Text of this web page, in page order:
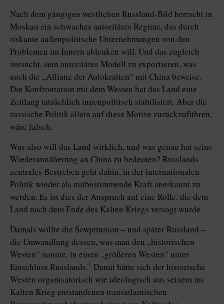
Nach dem gängigen westlichen Russland-Bild herrscht in
Moskau ein schwaches autoritäres Regime, das durch
riskante außenpolitische Unternehmungen von den
Problemen im Innern ablenken will. Und das zugleich
versucht, sein autoritäres Modell zu exportieren, was
auch die „Allianz der Autokratien“ mit China beweise.
Die Konfrontation mit dem Westen hat das Land eine
Zeitlang tatsächlich innenpolitisch stabilisiert. Aber die
russische Politik allein auf diese Motive zurückzuführen,
wäre falsch.
Was also will das Land wirklich, und was genau hat seine
Wiederannäherung an China zu bedeuten? Russlands
zentrales Bestreben geht dahin, in der internationalen
Politik wieder als mitbestimmende Kraft anerkannt zu
werden. Es ist dies der Anspruch auf eine Rolle, die dem
Land nach dem Ende des Kalten Kriegs versagt wurde.
Damals wollte die Sowjet­union – und später Russland –
die Umwandlung dessen, was man den „histori­schen
Westen“ nannte, in einen „grö­ße­ren Westen“ unter
Einschluss Russ­lands. 1 Damit hätte sich der his­tori­sche
Westen organisatorisch wie ideologisch aus seinem im
Kalten Krieg entstandenen transatlantischen